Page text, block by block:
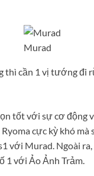
Murad
thì cần 1 vị tướng đi
tốt với sự cơ động
cực kỳ khó mà
với Murad. Ngoài
1 với Ảo Ảnh Trảm.